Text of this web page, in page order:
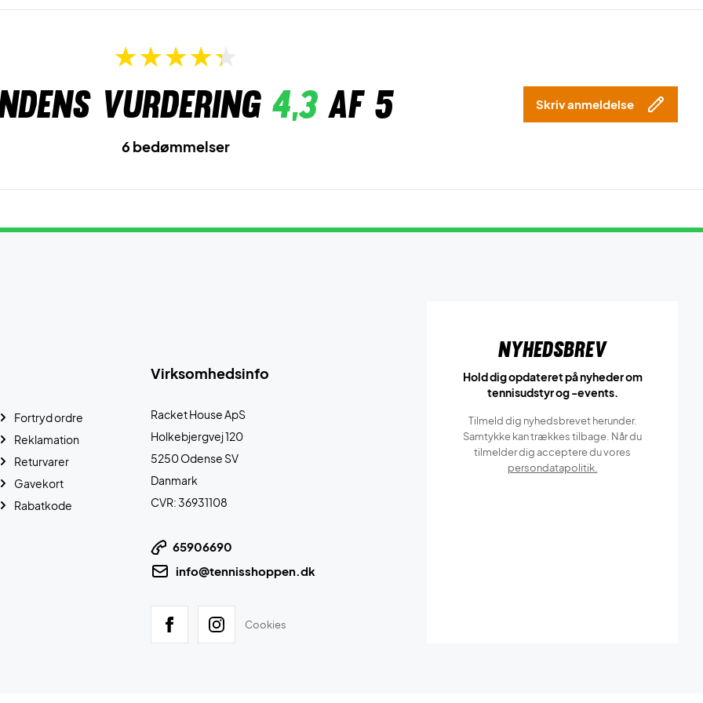
vurdering 4,3af 5 Skriv anmeldelse
6 bedømmelser
Virksomhedsinfo
Racket House ApS
Holkebjergvej 120
5250 Odense SV
Danmark
CVR: 36931108
65906690
info@tennisshoppen.dk
Cookies
Fortryd ordre
Reklamation
Returvarer
Gavekort
Rabatkode
Nyhedsbrev
Hold dig opdateret på nyheder om
tennisudstyr og -events.
Tilmeld dig nyhedsbrevet herunder.
Samtykke kan trækkes tilbage. Når du
tilmelder dig acceptere du vores
persondatapolitik.